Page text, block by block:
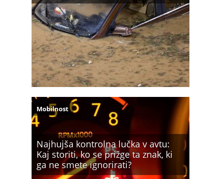
Najhujša kontrolna lučka v avtu:
Kaj storiti, ko se prižge ta znak, ki
ga ne smete ignorirati?
Mobilnost